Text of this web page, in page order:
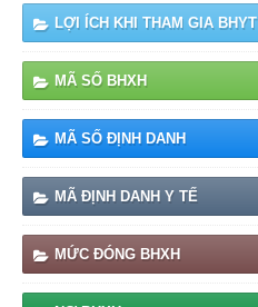
LỢI ÍCH KHI THAM GIA BHYT
MÃ SỐ BHXH
MÃ SỐ ĐỊNH DANH
MÃ ĐỊNH DANH Y TẾ
MỨC ĐÓNG BHXH